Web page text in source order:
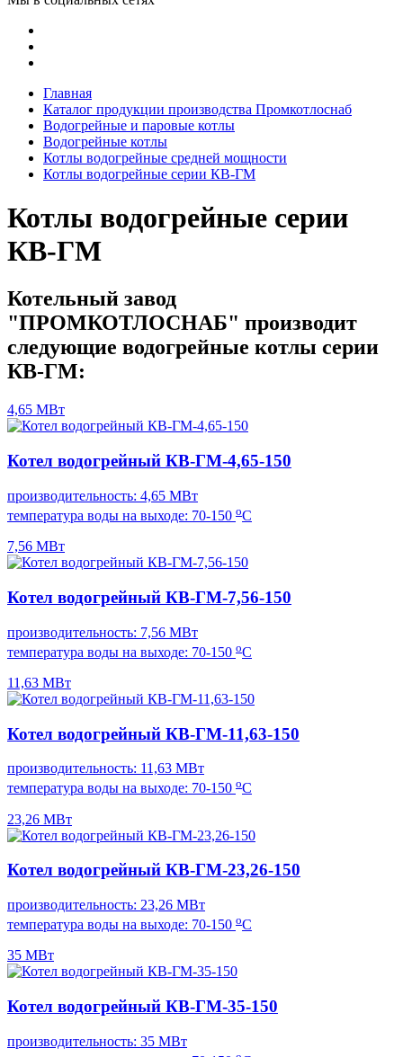
Главная
Каталог продукции производства Промкотлоснаб
Водогрейные и паровые котлы
Водогрейные котлы
Котлы водогрейные средней мощности
Котлы водогрейные серии КВ-ГМ
Котлы водогрейные серии
КВ-ГМ
Котельный завод
"ПРОМКОТЛОСНАБ" производит
следующие водогрейные котлы серии
КВ-ГМ:
4,65 МВт
Котел водогрейный КВ-ГМ-4,65-150
производительность: 4,65 МВт
температура воды на выходе: 70-150 оС
7,56 МВт
Котел водогрейный КВ-ГМ-7,56-150
производительность: 7,56 МВт
температура воды на выходе: 70-150 оС
11,63 МВт
Котел водогрейный КВ-ГМ-11,63-150
производительность: 11,63 МВт
температура воды на выходе: 70-150 оС
23,26 МВт
Котел водогрейный КВ-ГМ-23,26-150
производительность: 23,26 МВт
температура воды на выходе: 70-150 оС
35 МВт
Котел водогрейный КВ-ГМ-35-150
производительность: 35 МВт